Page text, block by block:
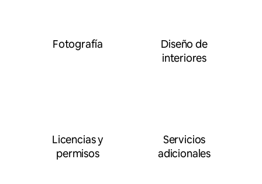
Fotografía
Diseño de
interiores
Licencias y
permisos
Servicios
adicionales